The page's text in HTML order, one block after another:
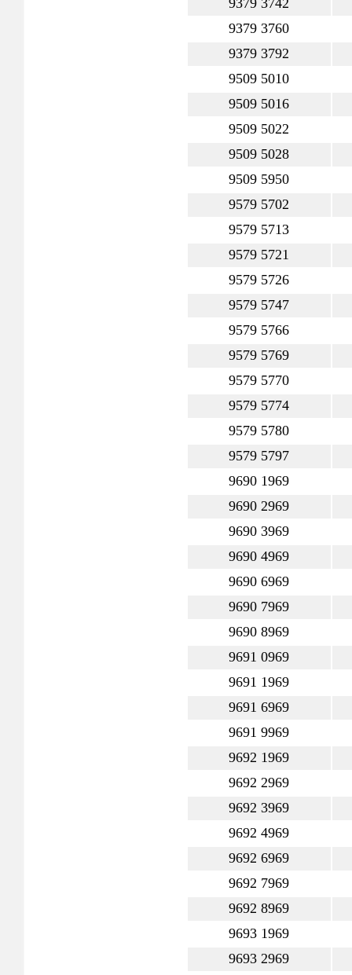
9379 3742
9379 3760
9379 3792
9509 5010
9509 5016
9509 5022
9509 5028
9509 5950
9579 5702
9579 5713
9579 5721
9579 5726
9579 5747
9579 5766
9579 5769
9579 5770
9579 5774
9579 5780
9579 5797
9690 1969
9690 2969
9690 3969
9690 4969
9690 6969
9690 7969
9690 8969
9691 0969
9691 1969
9691 6969
9691 9969
9692 1969
9692 2969
9692 3969
9692 4969
9692 6969
9692 7969
9692 8969
9693 1969
9693 2969